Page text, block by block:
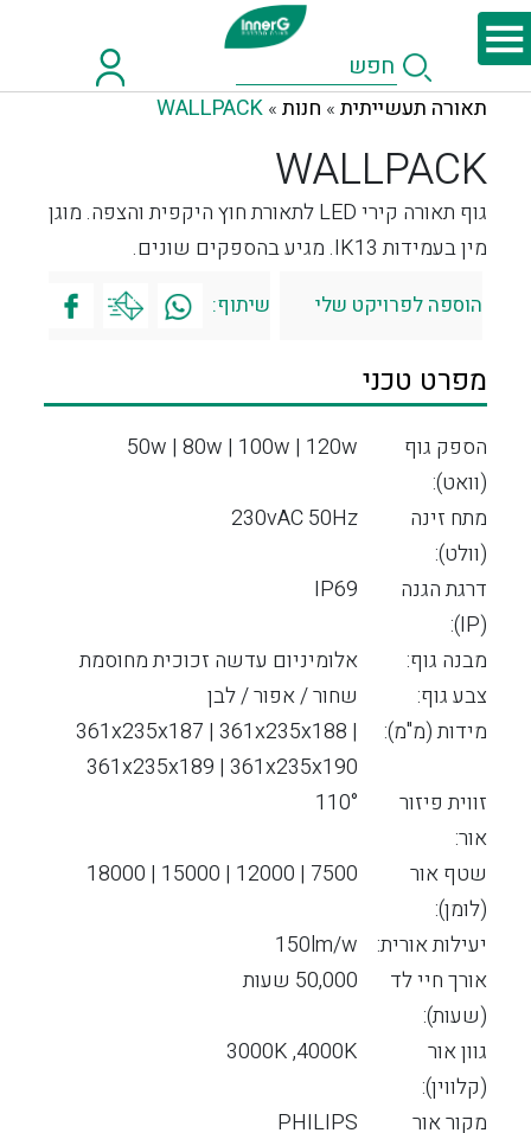
תאורה תעשייתית » חנות »
WALLPACK
WALLPACK
גוף תאורה קירי LED לתאורת חוץ היקפית והצפה. מוגן
מין בעמידות IK13. מגיע בהספקים שונים.
הוספה לפרויקט שלי שיתוף:
מפרט טכני
הספק גוף
(וואט):
50w | 80w | 100w | 120w
מתח זינה
(וולט):
230vAC 50Hz
דרגת הגנה
(IP):
IP69
מבנה גוף:
אלומיניום עדשה זכוכית מחוסמת
צבע גוף:
שחור / אפור / לבן
מידות (מ"מ):
361x235x187 | 361x235x188 |
361x235x189 | 361x235x190
זווית פיזור
אור:
110°
שטף אור
(לומן):
7500 | 12000 | 15000 | 18000
יעילות אורית:
150lm/w
אורך חיי לד
(שעות):
50,000 שעות
גוון אור
(קלווין):
3000K ,4000K
מקור אור
PHILIPS